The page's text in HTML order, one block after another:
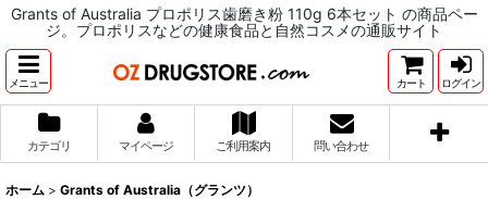
Grants of Australia プロポリス歯磨き粉 110g 6本セット の商品ペー
ジ。プロポリスなどの健康食品と自然コスメの通販サイト
メニュー カート ログイン
カテゴリ マイページ ご利用案内 問い合わせ
ホーム > Grants of Australia（グランツ）